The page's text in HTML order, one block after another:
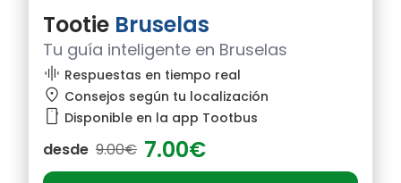
Tootie Bruselas
Tu guía inteligente en Bruselas
graphic_eq Respuestas en tiempo real
location_pin Consejos según tu localización
smartphone Disponible en la app Tootbus
desde 9.00€ 7.00€